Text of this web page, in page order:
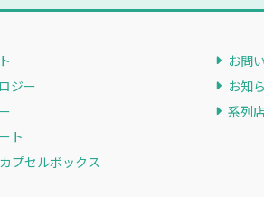
ジー
ト
プセルボックス
お問
お知
系列